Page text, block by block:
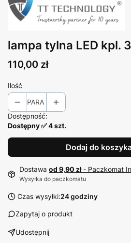
lampa tylna LED kpl.
Cena
110,00 zł
Ilość
PARA
Dostępność:
Dostępny ✅ 4 szt.
Dodaj do
Dostawa od 9,90 zł - Paczkomat
Wysyłka do paczkomatu
Czas wysyłki:24 godziny
Zapytaj o produkt
Udostępnij